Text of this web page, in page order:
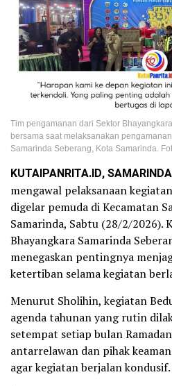
Tim pengamanan dari Sektor
bersama saat melaksanakan
Samarinda Seberang, Kota Samarinda.
KUTAIPANRITA.ID, SAMARINDA
mengawal pelaksanaan
digelar pemuda di Kecamatan
Samarinda, Sabtu (28/2/2026).
Bhayangkara Samarinda
menegaskan pentingnya
ketertiban selama kegiatan
Menurut Sholihin, kegiatan
agenda tahunan yang rutin
setempat setiap bulan
antarrelawan dan pihak
agar kegiatan berjalan kondusif.